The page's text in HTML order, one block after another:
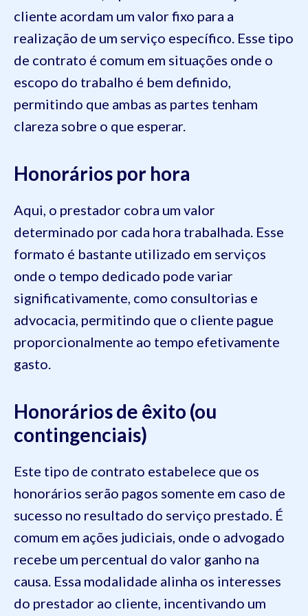
cliente acordam um valor fixo para a
realização de um serviço específico. Esse tipo
de contrato é comum em situações onde o
escopo do trabalho é bem definido,
permitindo que ambas as partes tenham
clareza sobre o que esperar.
Honorários por hora
Aqui, o prestador cobra um valor
determinado por cada hora trabalhada. Esse
formato é bastante utilizado em serviços
onde o tempo dedicado pode variar
significativamente, como consultorias e
advocacia, permitindo que o cliente pague
proporcionalmente ao tempo efetivamente
gasto.
Honorários de êxito (ou
contingenciais)
Este tipo de contrato estabelece que os
honorários serão pagos somente em caso de
sucesso no resultado do serviço prestado. É
comum em ações judiciais, onde o advogado
recebe um percentual do valor ganho na
causa. Essa modalidade alinha os interesses
do prestador ao cliente, incentivando um